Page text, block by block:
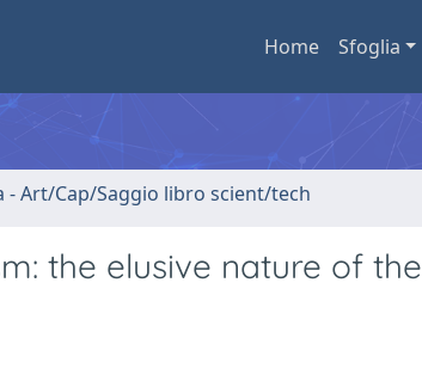
Home Sfoglia
- Art/Cap/Saggio libro scient/tech
the elusive nature of the